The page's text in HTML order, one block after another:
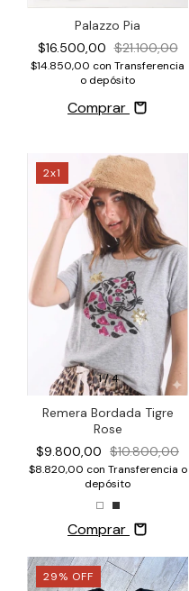
Palazzo Pia
$16.500,00 $21.100,00
$14.850,00 con Transferencia
o depósito
Comprar
1/4
2x1
Remera Bordada Tigre
Rose
$9.800,00 $10.800,00
$8.820,00 con Transferencia o
depósito
Comprar
29% OFF